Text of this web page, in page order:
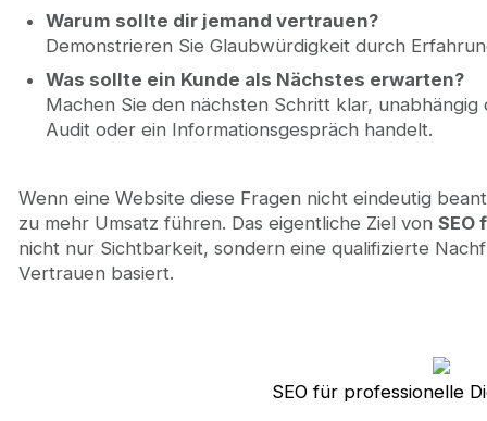
Warum sollte dir jemand vertrauen?
Demonstrieren Sie Glaubwürdigkeit durch
Was sollte ein Kunde als Nächstes erwarten?
Machen Sie den nächsten Schritt klar,
Audit oder ein Informationsgespräch handelt.
Wenn eine Website diese Fragen nicht eindeutig
zu mehr Umsatz führen. Das eigentliche Ziel von
nicht nur Sichtbarkeit, sondern eine qualifizierte
Vertrauen basiert.
SEO für professionelle